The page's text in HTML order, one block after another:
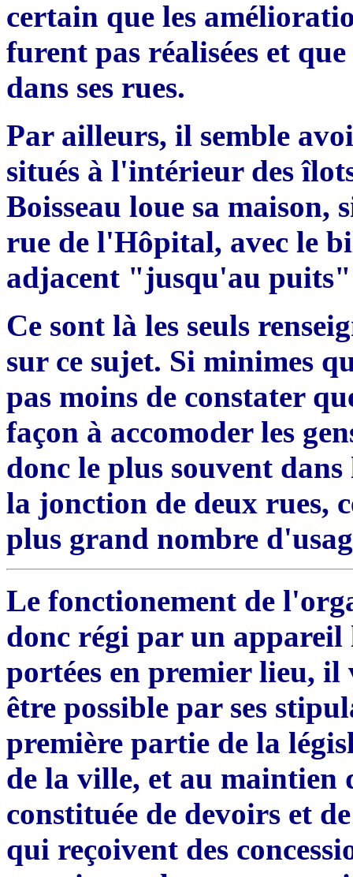
certain que les
furent pas réalisées et
dans ses rues.
Par ailleurs, il semble
situés à l'intérieur desîlot
Boisseau loue sa maison,
rue de l'Hôpital, avec le
adjacent "jusqu'au
Ce sont là les seuls
sur ce sujet. Si minimes
pas moins de constater
façon à accomoder les
donc le plus souvent
la jonction de deux rues,
plus grand nombre
Le fonctionement de
donc régi par un
portées en premier lieu, il
être possible par ses s
première partie de la
de la ville, et au maintien
constituée de devoirs et
qui reçoivent des